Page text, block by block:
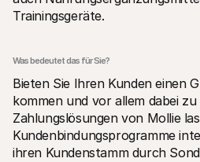
Trainingsgeräte.
Was bedeutet das für Sie?
Bieten Sie Ihren Kunden einen
kommen und vor allem dabei zu
Zahlungslösungen von Mollie
Kundenbindungsprogramme
ihren Kundenstamm durch